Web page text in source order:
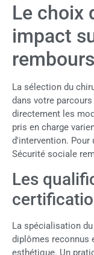
Le choix
impact
La sélection du
dans votre
directement les
pris en charge
d'intervention.
Sécurité sociale
Les
La spécialisation
diplômes reconnus
esthétique. Un